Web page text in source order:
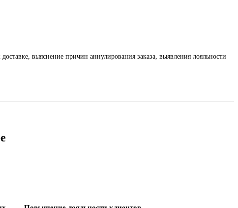
выяснение причин аннулирования заказа, выявления лояльности